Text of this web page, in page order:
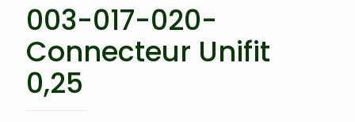
003-017-020-
Connecteur Unifit
0,25